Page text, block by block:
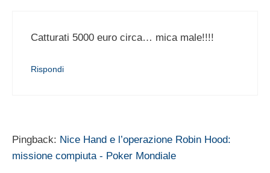
Catturati 5000 euro circa… mica male!!!!
Rispondi
Pingback: Nice Hand e l’operazione Robin Hood:
missione compiuta - Poker Mondiale